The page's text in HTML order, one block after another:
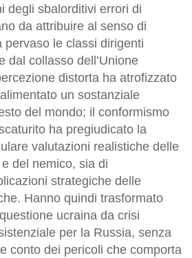
degli sbalorditivi errori di
da attribuire al senso di
pervaso le classi dirigenti
dal collasso dell’Unione
distorta ha atrofizzato
un sostanziale
del mondo; il conformismo
ha pregiudicato la
valutazioni realistiche delle
del nemico, sia di
strategiche delle
Hanno quindi trasformato
ucraina da crisi
per la Russia, senza
conto dei pericoli che comporta